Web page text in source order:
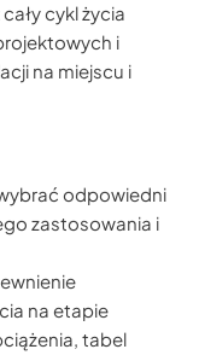
cykl życia
i
na miejscu i
odpowiedni
zastosowania i
na etapie
tabel